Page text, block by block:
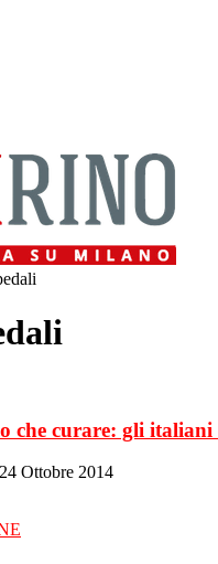
che curare: gli italiani
24 Ottobre 2014